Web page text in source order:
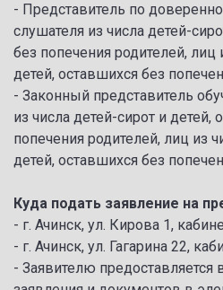
- Представитель по
слушателя из числа детей-
без попечения родителей, лиц
детей, оставшихся без
- Законный представитель
из числа детей-сирот и детей,
попечения родителей, лиц из
детей, оставшихся без
Куда подать заявление на
- г. Ачинск, ул. Кирова 1,
- г. Ачинск, ул. Гагарина 22,
- Заявителю предоставляется